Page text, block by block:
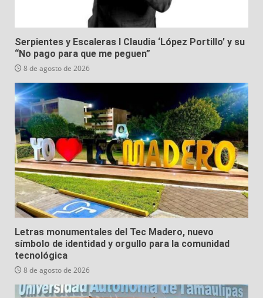
Serpientes y Escaleras I Claudia ‘López Portillo’ y su
“No pago para que me peguen”
8 de agosto de 2026
Letras monumentales del Tec Madero, nuevo
símbolo de identidad y orgullo para la comunidad
tecnológica
8 de agosto de 2026